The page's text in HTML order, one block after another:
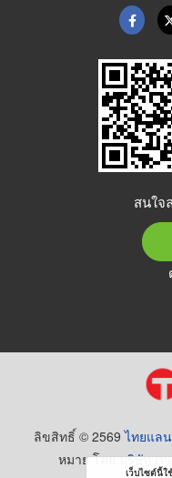
สนใจ
ลิขสิทธิ์ © 2569ไทยแลน
หมาย โดยบริษัท เ
เว็บไซต์นี้ใ